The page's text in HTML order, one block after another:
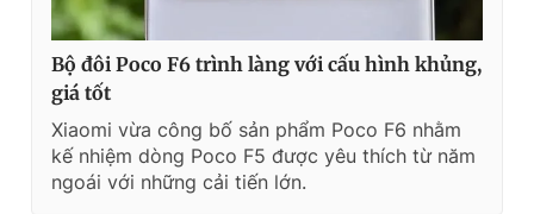
Bộ đôi Poco F6 trình làng với cấu hình khủng,
giá tốt
Xiaomi vừa công bố sản phẩm Poco F6 nhằm
kế nhiệm dòng Poco F5 được yêu thích từ năm
ngoái với những cải tiến lớn.